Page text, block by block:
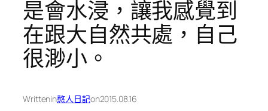
是會水浸，讓我感覺到
在跟大自然共處，自己
很渺小。
Writtenin憨人日記on2015.08.16